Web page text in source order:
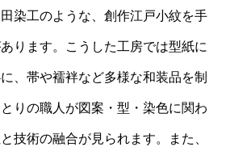
染工のような、創作江戸小紋を手
ります。こうした工房では型紙に
、帯や襦袢など多様な和装品を制
りの職人が図案・型・染色に関わ
技術の融合が見られます。また、